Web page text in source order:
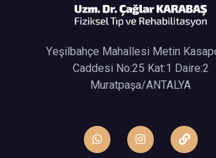
Yeşilbahçe Mahallesi Metin
Caddesi No:25 Kat:1 Daire:2
Muratpaşa/ANTALYA